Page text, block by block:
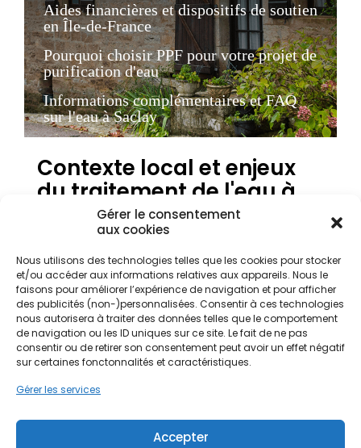
Gérer le consentement
aux cookies
Nous utilisons des technologies telles que les cookies pour stocker
et/ou accéder aux informations relatives aux appareils. Nous le
faisons pour améliorer l’expérience de navigation et pour afficher
des publicités (non-)personnalisées. Consentir à ces technologies
nous autorisera à traiter des données telles que le comportement
de navigation ou les ID uniques sur ce site. Le fait de ne pas
consentir ou de retirer son consentement peut avoir un effet négatif
sur certaines fonctonnalités et caractéristiques.
Gérer les services
Accepter
Aides financières et dispositifs de soutien
en Île-de-France
Pourquoi choisir PPF pour votre projet de
purification d'eau
Informations complémentaires et FAQ
sur l'eau à Saclay
Contexte local et enjeux
du traitement de l'eau à
Saclay
La qualité de l'eau est une préoccupation majeure
pour les propriétaires et gestionnaires de biens
immobiliers situés sur le Plateau de Saclay et dans
l'ensemble du département de l'Essonne. Cette
région, caractérisée par un climat océanique
dégradé et des sols majoritairement limoneux,
présente des spécificités géologiques qui
influencent directement la composition de l'eau
couches terrestres enrichit souvent l'eau en
minéraux, conduisant à une dureté importante,